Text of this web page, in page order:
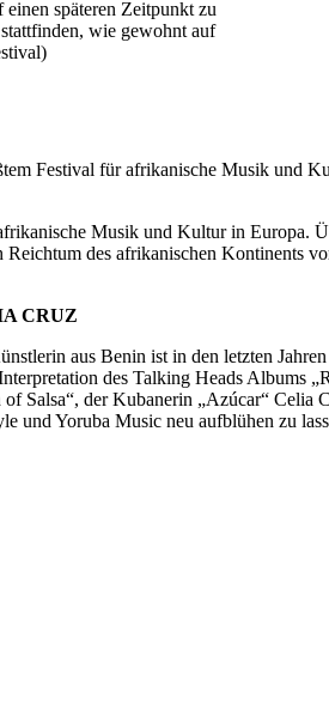
späteren Zeitpunkt zu
wie gewohnt auf
Festival für afrikanische Musik und
Musik und Kultur in
des afrikanischen Kontinents
CRUZ
aus Benin ist in den letzten
des Talking Heads Albums
Salsa“, der Kubanerin „Azúcar“
Yoruba Music neu aufblühen zu